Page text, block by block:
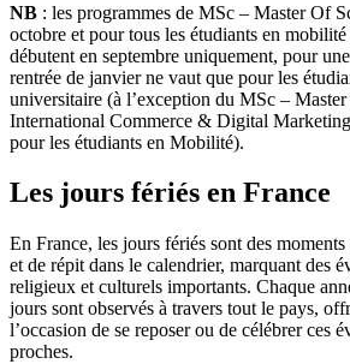
NB : les programmes de MSc – Master Of
octobre et pour tous les étudiants en
débutent en septembre uniquement, pour
rentrée de janvier ne vaut que pour les
universitaire (à l’exception du MSc –
International Commerce & Digital
pour les étudiants en Mobilité).
Les jours fériés en France
En France, les jours fériés sont des
et de répit dans le calendrier, marquant des
religieux et culturels importants. Chaque
jours sont observés à travers tout le pays,
l’occasion de se reposer ou de célébrer ces
proches.